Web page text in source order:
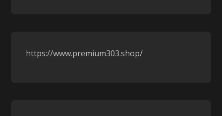
https://www.premium303.shop/